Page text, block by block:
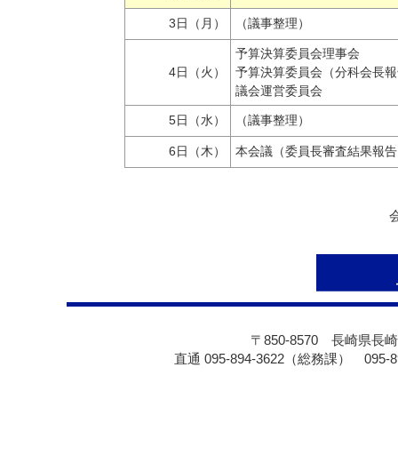
3日（月） （議事整理）
4日（火）
予算決算委員会理事会
予算決算委員会（分科会長
議会運営委員会
5日（水） （議事整理）
6日（木） 本会議（委員長審査結果報
〒850-8570 長崎県長
直通 095-894-3622（総務課） 095-